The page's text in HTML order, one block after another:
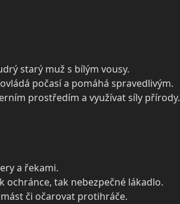
starý muž s bílým vousy.
počasí a pomáhá spravedlivým.
prostředím a využívat síly přírody.
a řekami.
ochránce, tak nebezpečné lákadlo.
či očarovat protihráče.